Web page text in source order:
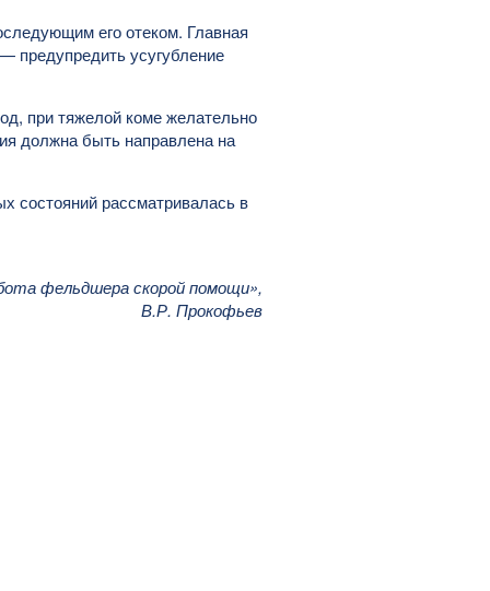
его отеком. Главная
предупредить усугубление
при тяжелой коме желательно
должна быть направлена на
состояний рассматривалась в
фельдшера скорой помощи»,
В.Р. Прокофьев